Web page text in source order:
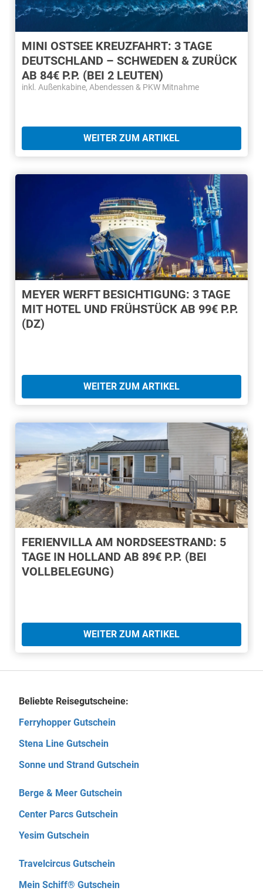
MINI OSTSEE KREUZFAHRT: 3 TAGE
DEUTSCHLAND – SCHWEDEN & ZURÜCK
AB 84€ P.P. (BEI 2 LEUTEN)
inkl. Außenkabine, Abendessen & PKW Mitnahme
WEITER ZUM ARTIKEL
MEYER WERFT BESICHTIGUNG: 3 TAGE
MIT HOTEL UND FRÜHSTÜCK AB 99€ P.P.
(DZ)
WEITER ZUM ARTIKEL
FERIENVILLA AM NORDSEESTRAND: 5
TAGE IN HOLLAND AB 89€ P.P. (BEI
VOLLBELEGUNG)
WEITER ZUM ARTIKEL
Beliebte Reisegutscheine:
Ferryhopper Gutschein
Stena Line Gutschein
Sonne und Strand Gutschein
Berge & Meer Gutschein
Center Parcs Gutschein
Yesim Gutschein
Travelcircus Gutschein
Mein Schiff® Gutschein